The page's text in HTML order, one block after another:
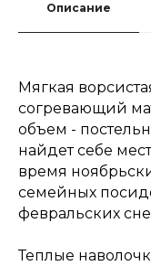
Описание
Мягкая
согревающий
объем -
найдет себе
время
семейных
февральских
Теплые